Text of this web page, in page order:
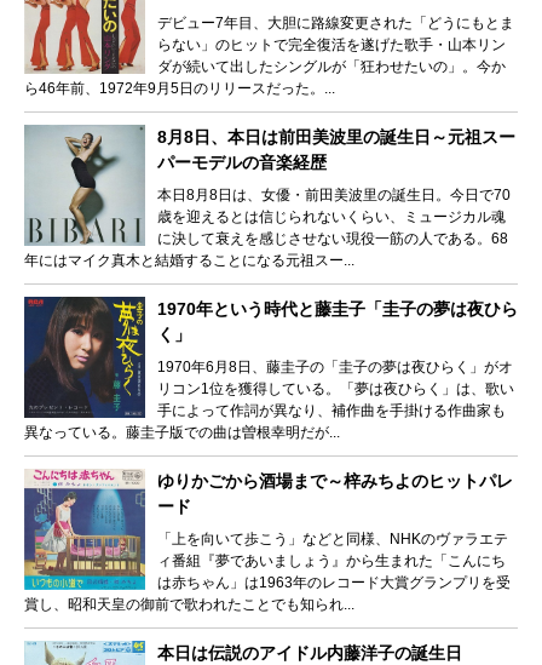
デビュー7年目、大胆に路線変更された「どうにもとま
らない」のヒットで完全復活を遂げた歌手・山本リン
ダが続いて出したシングルが「狂わせたいの」。今か
ら46年前、1972年9月5日のリリースだった。...
8月8日、本日は前田美波里の誕生日～元祖スー
パーモデルの音楽経歴
本日8月8日は、女優・前田美波里の誕生日。今日で70
歳を迎えるとは信じられないくらい、ミュージカル魂
に決して衰えを感じさせない現役一筋の人である。68
年にはマイク真木と結婚することになる元祖スー...
1970年という時代と藤圭子「圭子の夢は夜ひら
く」
1970年6月8日、藤圭子の「圭子の夢は夜ひらく」がオ
リコン1位を獲得している。「夢は夜ひらく」は、歌い
手によって作詞が異なり、補作曲を手掛ける作曲家も
異なっている。藤圭子版での曲は曽根幸明だが...
ゆりかごから酒場まで～梓みちよのヒットパレ
ード
「上を向いて歩こう」などと同様、NHKのヴァラエテ
ィ番組『夢であいましょう』から生まれた「こんにち
は赤ちゃん」は1963年のレコード大賞グランプリを受
賞し、昭和天皇の御前で歌われたことでも知られ...
本日は伝説のアイドル内藤洋子の誕生日